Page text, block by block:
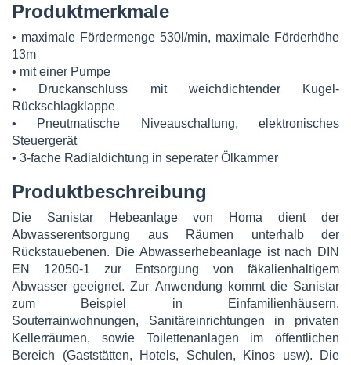
Produktmerkmale
• maximale Fördermenge 530l/min, maximale Förderhöhe
13m
• mit einer Pumpe
• Druckanschluss mit weichdichtender Kugel-
Rückschlagklappe
• Pneutmatische Niveauschaltung, elektronisches
Steuergerät
• 3-fache Radialdichtung in seperater Ölkammer
Produktbeschreibung
Die Sanistar Hebeanlage von Homa dient der
Abwasserentsorgung aus Räumen unterhalb der
Rückstauebenen. Die Abwasserhebeanlage ist nach DIN
EN 12050-1 zur Entsorgung von fäkalienhaltigem
Abwasser geeignet. Zur Anwendung kommt die Sanistar
zum Beispiel in Einfamilienhäusern,
Souterrainwohnungen, Sanitäreinrichtungen in privaten
Kellerräumen, sowie Toilettenanlagen im öffentlichen
Bereich (Gaststätten, Hotels, Schulen, Kinos usw). Die